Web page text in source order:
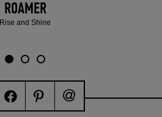
ROAMER
Rise and Shine